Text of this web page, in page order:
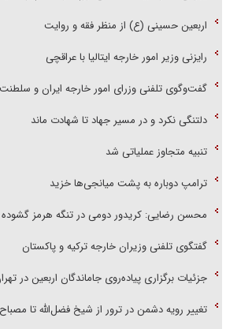
اربعین حسینی (ع) از منظر فقه و روایت
رایزنی وزیر امور خارجه ایتالیا با عراقچی
گفت‌وگوی تلفنی وزرای امور خارجه ایران و
دلتنگی نکرد و در مسیر جهاد تا شهادت ماند
تنبیه متجاوز عملیاتی شد
ترامپ دوباره به پشت میانجی‌ها خزید
محسن رضایی: کریدور دومی در تنگه هرمز
گفتگوی تلفنی وزیران خارجه ترکیه و پاکستان
جزئیات برگزاری پیاده‌روی جاماندگان اربعین در
تغییر رویه دشمن در ترور از شیخ فضل‌الله تا